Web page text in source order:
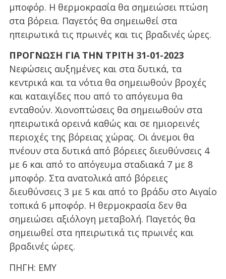
μποφόρ. Η θερμοκρασία θα σημειώσει πτώση
στα βόρεια. Παγετός θα σημειωθεί στα
ηπειρωτικά τις πρωινές και τις βραδινές ώρες.
ΠΡΟΓΝΩΣΗ ΓΙΑ ΤΗΝ ΤΡΙΤΗ 31-01-2023
Νεφώσεις αυξημένες και στα δυτικά, τα
κεντρικά και τα νότια θα σημειωθούν βροχές
και καταιγίδες που από το απόγευμα θα
ενταθούν. Χιονοπτώσεις θα σημειωθούν στα
ηπειρωτικά ορεινά καθώς και σε ημιορεινές
περιοχές της βόρειας χώρας. Οι άνεμοι θα
πνέουν στα δυτικά από βόρειες διευθύνσεις 4
με 6 και από το απόγευμα σταδιακά 7 με 8
μποφόρ. Στα ανατολικά από βόρειες
διευθύνσεις 3 με 5 και από το βράδυ στο Αιγαίο
τοπικά 6 μποφόρ. Η θερμοκρασία δεν θα
σημειώσει αξιόλογη μεταβολή. Παγετός θα
σημειωθεί στα ηπειρωτικά τις πρωινές και
βραδινές ώρες.
ΠΗΓΗ: ΕΜΥ